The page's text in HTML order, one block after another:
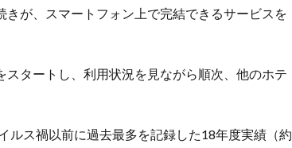
が、スマートフォン上で完結できるサービスを
タートし、利用状況を見ながら順次、他のホテ
ルス禍以前に過去最多を記録した18年度実績（約